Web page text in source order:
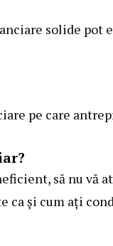
solide pot
pe care
să nu vă
și cum ați